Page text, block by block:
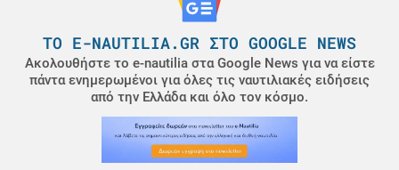
ΤΟ E-NAUTILIA.GR ΣΤΟ GOOGLE NEWS
Ακολουθήστε το e-nautilia στα Google News για να είστε
πάντα ενημερωμένοι για όλες τις ναυτιλιακές ειδήσεις
από την Ελλάδα και όλο τον κόσμο.